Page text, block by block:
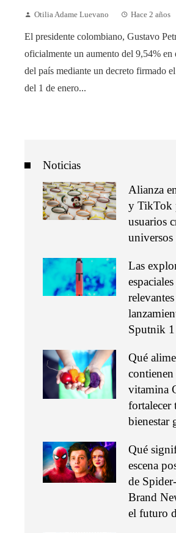
Otilia Adame Luevano Hace 2 años
El presidente colombiano, Gustavo
oficialmente un aumento del 9,54%
del país mediante un decreto firmado
del 1 de enero...
Noticias
Alianza
y TikTok
usuarios
Las
Sputnik 1
Qué
contienen
vitamina
fortalecer
bienestar
Qué
escena
de
Brand
el futuro